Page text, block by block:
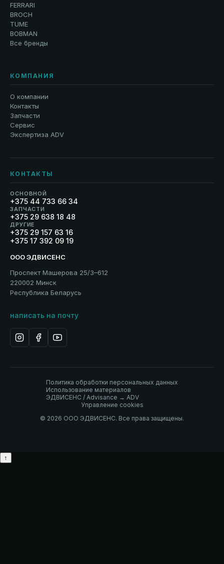
FERRARI
BROCH
TUME
BOBMAN
Все бренды
КОМПАНИЯ
О компании
Контакты
Запчасти
Сервис
Экспертиза ADV
КОНТАКТЫ
ОСНОВНОЙ
+375 44 733 66 34
ЗАПЧАСТИ
+375 29 638 18 48
ДРУГИЕ
+375 29 157 63 16
+375 17 392 09 19
ООО ЭДВИСЕНС
Проспект Машерова 25/3–612
220002 Минск
Республика Беларусь
написать на почту
Политика обработки персональных данных
Использование материалов
ЭДВИСЕНС / Advisance → ADV
Управление cookies
© 2026 ООО ЭДВИСЕНС. Все права защищены.
↑